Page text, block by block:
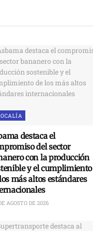
destaca el
del sector
con la producción
y el cumplimiento
más altos estándares
AGOSTO DE 2026